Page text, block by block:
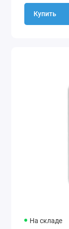
Купить
На складе